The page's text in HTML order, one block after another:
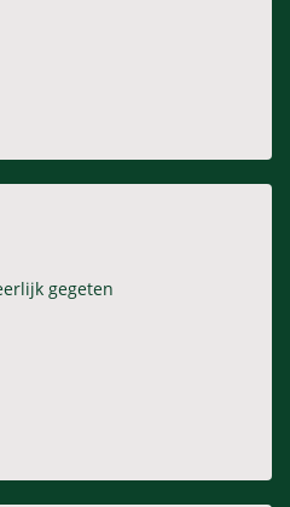
gegeten